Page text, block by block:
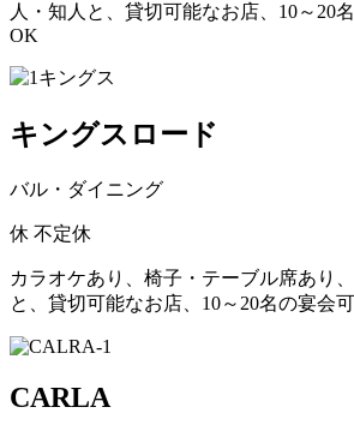
人・知人と、貸切可能なお店、10～20
OK
キングスロード
バル・ダイニング
休 不定休
カラオケあり、椅子・テーブル席あり
と、貸切可能なお店、10～20名の宴会
CARLA